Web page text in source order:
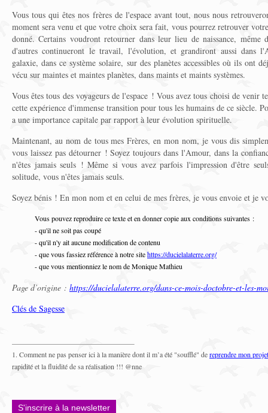
Vous tous qui êtes nos frères de l'espace avant tout, nous nous
moment sera venu et que votre choix sera fait, vous pourrez retrouver
donné. Certains voudront retourner dans leur lieu de naissance, même
d'autres continueront le travail, l'évolution, et grandiront aussi dans
galaxie, dans ce système solaire, sur des planètes accessibles où ils ont
vécu sur maintes et maintes planètes, dans maints et maints systèmes.
Vous êtes tous des voyageurs de l'espace ! Vous avez tous choisi de venir
cette expérience d'immense transition pour tous les humains de ce siècle.
a une importance capitale par rapport à leur évolution spirituelle.
Maintenant, au nom de tous mes Frères, en mon nom, je vous dis
vous laissez pas détourner ! Soyez toujours dans l'Amour, dans la
n'êtes jamais seuls ! Même si vous avez parfois l'impression d'être
solitude, vous n'êtes jamais seuls.
Soyez bénis ! En mon nom et en celui de mes frères, je vous envoie et je
Vous pouvez reproduire ce texte et en donner copie aux conditions suivantes :
- qu'il ne soit pas coupé
- qu'il n'y ait aucune modification de contenu
- que vous fassiez référence à notre sitehttps://ducielalaterre.org/
- que vous mentionniez le nom de Monique Mathieu
Page d’origine : https://ducielalaterre.org/dans-ce-mois-doctobre-et-les-
Clés de Sagesse
1. Comment ne pas penser ici à la manière dont il m’a été "soufflé" dereprendre mon
rapidité et la fluidité de sa réalisation !!! @nne
S'inscrire à la newsletter